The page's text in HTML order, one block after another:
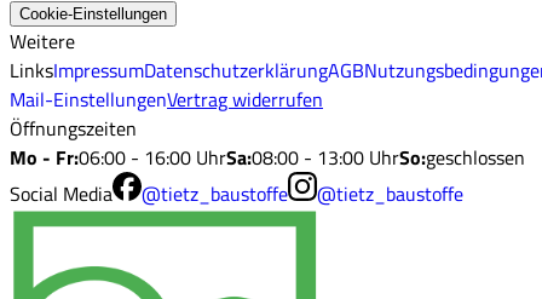
Cookie-Einstellungen
Weitere
LinksImpressumDatenschutzerklärungAGB
Mail-EinstellungenVertrag widerrufen
Öffnungszeiten
Mo - Fr:06:00 - 16:00 UhrSa:08:00 - 13:00 UhrSo:geschlossen
Social Media
@tietz_baustoffe @tietz_baustoffe